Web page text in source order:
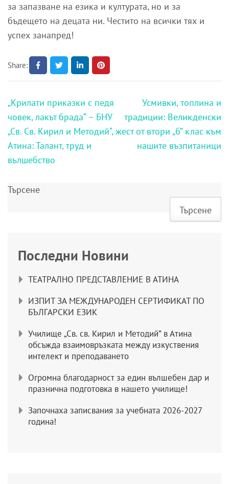
за запазване на езика и културата, но и за
бъдещето на децата ни. Честито на всички тях и
успех занапред!
Share:
Навигация
„Крилати приказки с педя
човек, лакът брада“ – БНУ
„Св. Св. Кирил и Методий“,
Атина: Талант, труд и
вълшебство
Усмивки, топлина и
традиции: Великденски
жест от втори „б” клас към
нашите възпитаници
Търсене
Търсене
Последни Новини
ТЕАТРАЛНО ПРЕДСТАВЛЕНИЕ В АТИНА
ИЗПИТ ЗА МЕЖДУНАРОДЕН СЕРТИФИКАТ ПО
БЪЛГАРСКИ ЕЗИК
Училище „Св. св. Кирил и Методий” в Атина
обсъжда взаимовръзката между изкуствения
интелект и преподаването
Огромна благодарност за един вълшебен дар и
празнична подготовка в нашето училище!
Започнаха записвания за учебната 2026-2027
година!